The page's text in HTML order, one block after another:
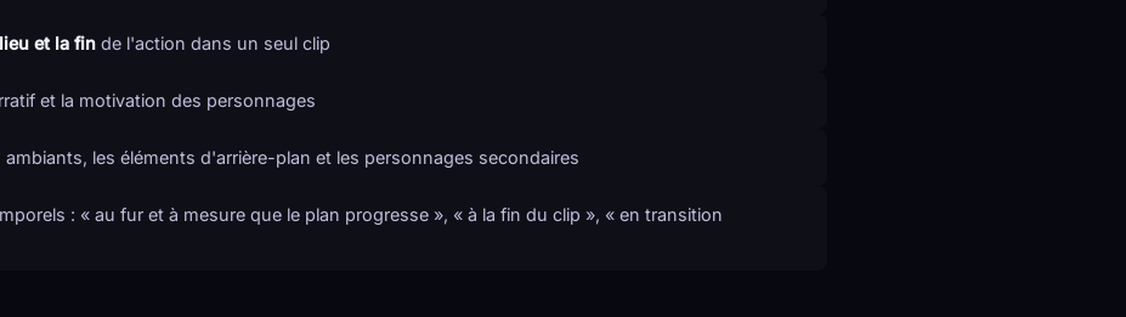
et la fin de l'action dans un seul clip
et la motivation des personnages
les éléments d'arrière-plan et les personnages secondaires
: « au fur et à mesure que le plan progresse », « à la fin du clip », « en transition